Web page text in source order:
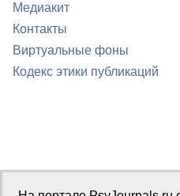
Медиакит
Контакты
Виртуальные фоны
Кодекс этики публикаций
Портал психологических